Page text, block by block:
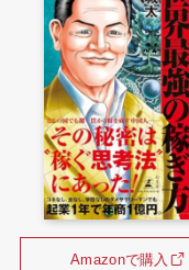
Amazonで購入